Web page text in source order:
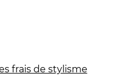
frais de stylisme